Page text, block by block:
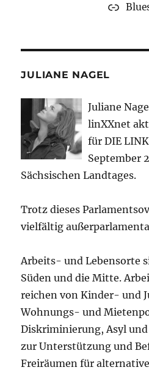
JULIANE NAGEL
Juliane
linXXnet
für DIE
September
Sächsischen Landtages.
Trotz dieses
vielfältig
Arbeits- und Lebensorte
Süden und die Mitte.
reichen von Kinder- und
Wohnungs- und
Diskriminierung, Asyl
zur Unterstützung und
Freiräumen für